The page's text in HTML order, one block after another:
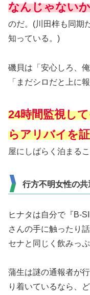
なんじゃない
のだ。(川田梓も同期
知っている。)
磯貝は「安心しろ、
「まだシロだと上に
24時間監視し
らアリバイを
屋にしばらく泊まる
行方不明女性の共
ヒナタは自分で『B-
さんの手に触ったり
セナと同じく飲みっ
蒲生は謎の通報者が
り着いているなら、